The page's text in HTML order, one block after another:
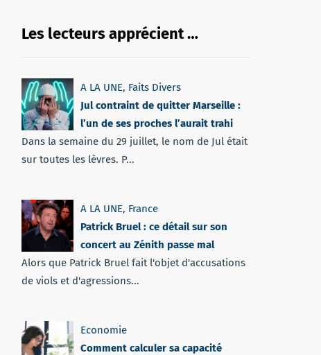
Les lecteurs apprécient …
A LA UNE, Faits Divers
Jul contraint de quitter Marseille :
l’un de ses proches l’aurait trahi
Dans la semaine du 29 juillet, le nom de Jul était
sur toutes les lèvres. P...
A LA UNE, France
Patrick Bruel : ce détail sur son
concert au Zénith passe mal
Alors que Patrick Bruel fait l'objet d'accusations
de viols et d'agressions...
Economie
Comment calculer sa capacité